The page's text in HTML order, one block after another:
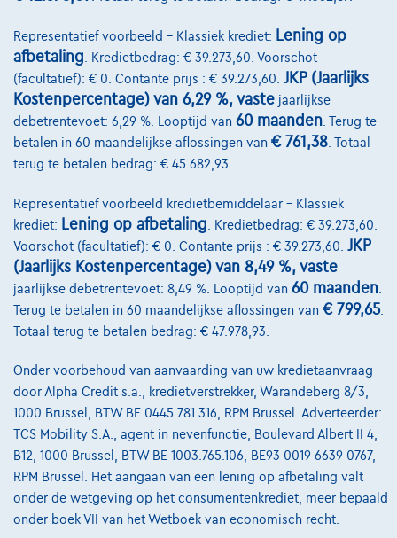
BMW Serie 2
223 i x Drive M sport Harman/Kardon panodak dig.airco alu19
01/2023
32.184 km Benzine Automaat 160 kW ( 218 PK )
€31.900 1
Vanaf€612,12/maandmet een laatste maandaflossing
van€8.587,12
Ontdek het volledige cijfervoorbeeld
3390 Tielt-Winge, AUTOKRUISPUNT
Representatief voorbeeld – Klassiek krediet: Lening op
afbetaling . Kredietbedrag: € 39.273,60. Voorschot
(facultatief): € 0. Contante prijs : € 39.273,60. JKP (Jaarlijks
Kostenpercentage) van 6,29 %, vaste jaarlijkse
debetrentevoet: 6,29 %. Looptijd van 60 maanden . Terug te
betalen in 60 maandelijkse aflossingen van € 761,38 . Totaal
terug te betalen bedrag: € 45.682,93.
Representatief voorbeeld kredietbemiddelaar – Klassiek
krediet: Lening op afbetaling . Kredietbedrag: € 39.273,60.
Voorschot (facultatief): € 0. Contante prijs : € 39.273,60. JKP
(Jaarlijks Kostenpercentage) van 8,49 %, vaste
jaarlijkse debetrentevoet: 8,49 %. Looptijd van 60 maanden
Terug te betalen in 60 maandelijkse aflossingen van € 799,65.
Totaal terug te betalen bedrag: € 47.978,93.
Onder voorbehoud van aanvaarding van uw kredietaanvraag
door Alpha Credit s.a., kredietverstrekker, Warandeberg 8/3,
1000 Brussel, BTW BE 0445.781.316, RPM Brussel. Adverteerder:
TCS Mobility S.A., agent in nevenfunctie, Boulevard Albert II 4,
B12, 1000 Brussel, BTW BE 1003.765.106, BE93 0019 6639 0767,
RPM Brussel. Het aangaan van een lening op afbetaling valt
onder de wetgeving op het consumentenkrediet, meer bepaald
onder boek VII van het Wetboek van economisch recht.